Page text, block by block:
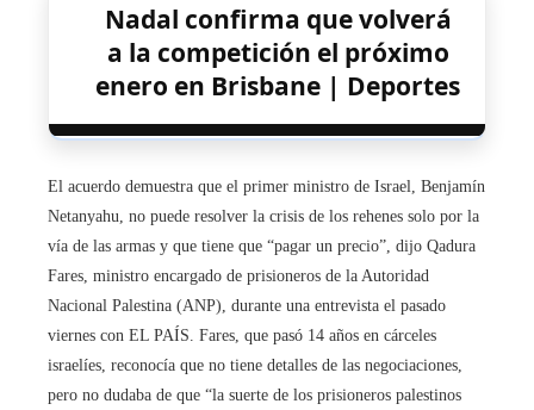
Nadal confirma que volverá
a la competición el próximo
enero en Brisbane | Deportes
El acuerdo demuestra que el primer ministro de Israel, Benjamín
Netanyahu, no puede resolver la crisis de los rehenes solo por la
vía de las armas y que tiene que “pagar un precio”, dijo Qadura
Fares, ministro encargado de prisioneros de la Autoridad
Nacional Palestina (ANP), durante una entrevista el pasado
viernes con EL PAÍS. Fares, que pasó 14 años en cárceles
israelíes, reconocía que no tiene detalles de las negociaciones,
pero no dudaba de que “la suerte de los prisioneros palestinos